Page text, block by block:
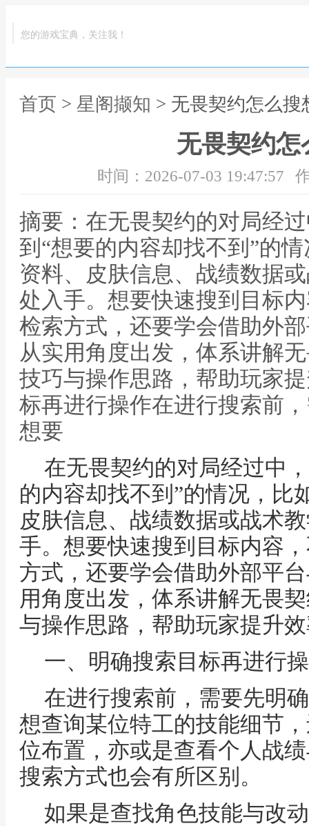
您的游戏宝典，关注我！
首页 > 星阁撷知 > 无畏契约怎么搜
无畏契约怎
时间：2026-07-03 19:47:57
摘要：在无畏契约的对局经
到“想要的内容却找不到”的
资料、皮肤信息、战绩数据
处入手。想要快速搜到目标
检索方式，还要学会借助外
从实用角度出发，体系讲解
技巧与操作思路，帮助玩家
标再进行操作在进行搜索前
想要
在无畏契约的对局经过中
的内容却找不到”的情况，比
皮肤信息、战绩数据或战术
手。想要快速搜到目标内容
方式，还要学会借助外部平
用角度出发，体系讲解无畏
与操作思路，帮助玩家提升
一、明确搜索目标再进行
在进行搜索前，需要先明
想查询某位特工的技能细节
位布置，亦或是查看个人战
搜索方式也会有所区别。
如果是查找角色技能与改